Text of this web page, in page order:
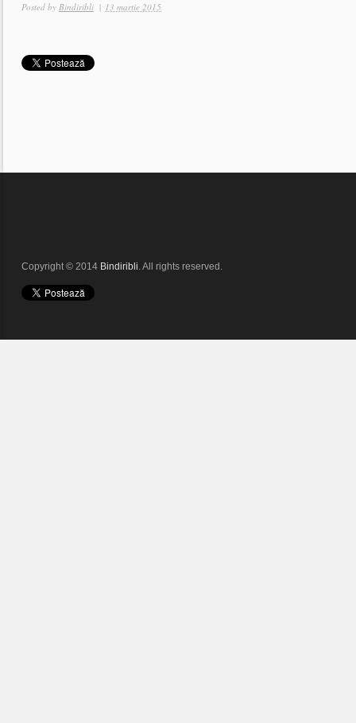
Posted by Bindiribli | 13 martie 2015
Copyright © 2014 Bindiribli. All rights reserved.